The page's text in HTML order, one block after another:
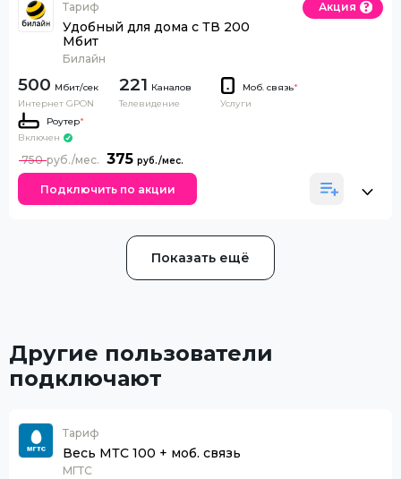
Тариф
Удобный для дома с ТВ 200
Мбит
Билайн
Акция
500
Интернет GPON
221 Каналов
Телевидение
Моб. связь*
Услуги
Роутер*
Включен
375
750
Подключить по акции
Показать ещё
Другие пользователи
подключают
Тариф
Весь МТС 100 + моб. связь
МГТС